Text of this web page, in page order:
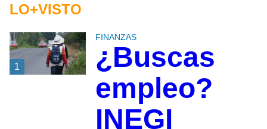
LO+VISTO
1
FINANZAS
¿Buscas
empleo?
INEGI